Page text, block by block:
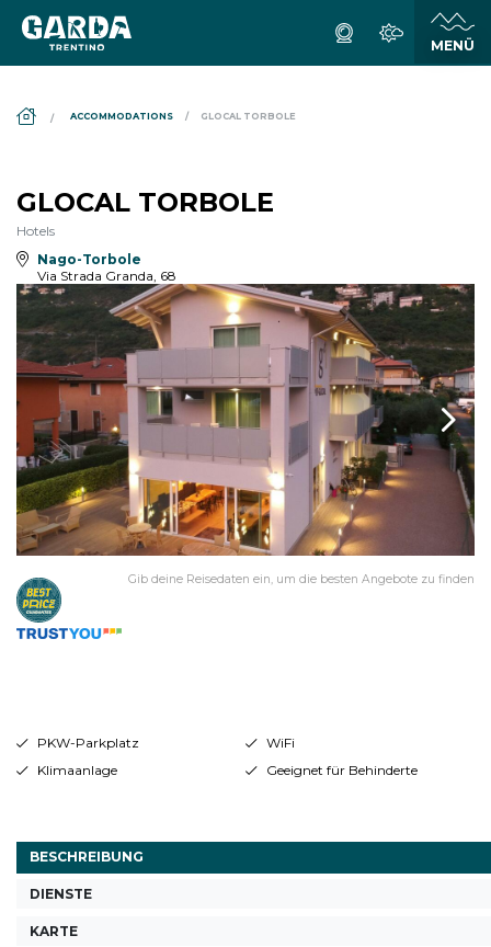
ACCOMMODATIONS GLOCAL TORBOLE
GLOCAL TORBOLE
Hotels
Nago-Torbole
Via Strada Granda, 68
Gib deine Reisedaten ein, um die besten Angebote zu finden
PKW-Parkplatz
WiFi
Klimaanlage
Geeignet für Behinderte
BESCHREIBUNG
DIENSTE
KARTE